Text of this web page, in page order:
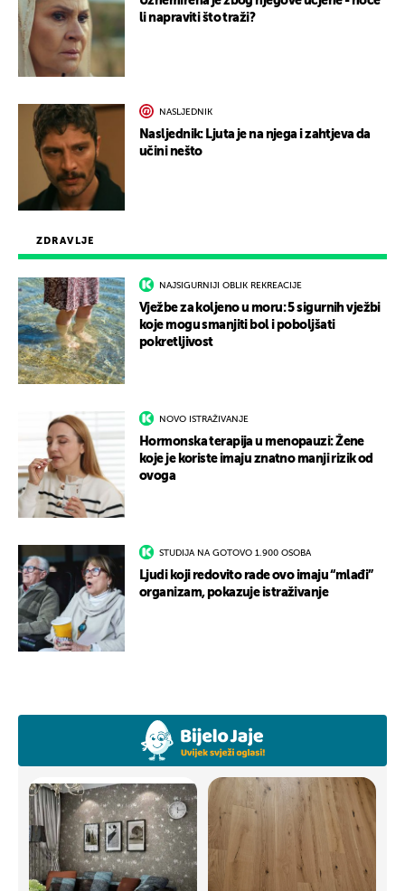
ZDRAVLJE
NAJSIGURNIJI OBLIK REKREACIJE
Vježbe za koljeno u moru: 5 sigurnih vježbi
koje mogu smanjiti bol i poboljšati
pokretljivost
NOVO ISTRAŽIVANJE
Hormonska terapija u menopauzi: Žene
koje je koriste imaju znatno manji rizik od
ovoga
STUDIJA NA GOTOVO 1.900 OSOBA
Ljudi koji redovito rade ovo imaju “mlađi”
organizam, pokazuje istraživanje
li napraviti što traži?
NASLJEDNIK
Nasljednik: Ljuta je na njega i zahtjeva da
učini nešto